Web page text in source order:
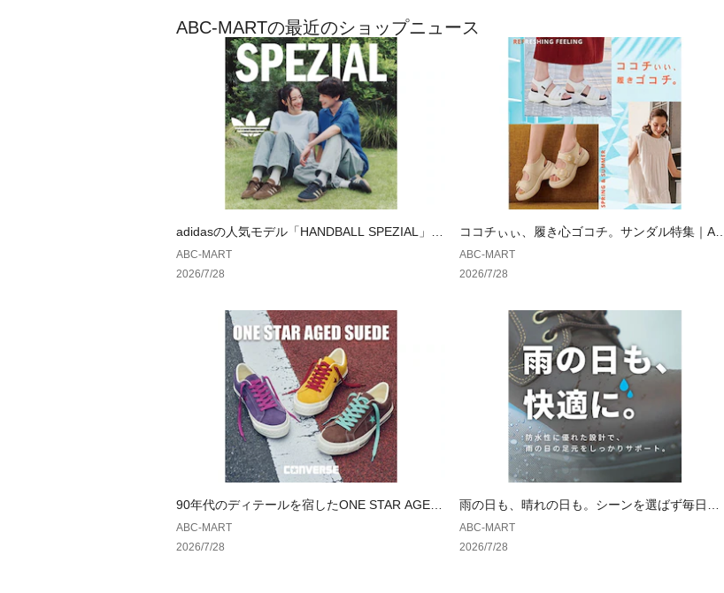
ABC-MARTの最近のショップニュース
adidasの人気モデル「HANDBALL SPEZIAL」が
夏仕様へ
ABC-MART
2026/7/28
ココチぃぃ、履き心ゴコチ。サンダル特集｜AB
CSELECT
ABC-MART
2026/7/28
90年代のディテールを宿したONE STAR AGED
SUEDE ｜ コンバース
ABC-MART
2026/7/28
雨の日も、晴れの日も。シーンを選ばず毎日履
ける一足。｜ ホーキンス
ABC-MART
2026/7/28